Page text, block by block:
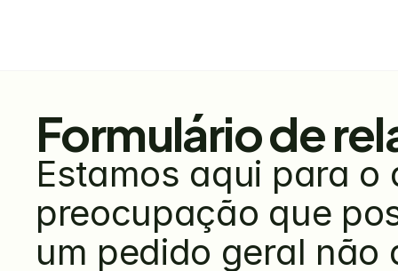
Formulário de
Estamos aqui para
preocupação que
um pedido geral